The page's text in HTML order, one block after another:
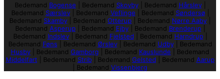
Bedemand Bogense Bedemand Skovby| Bedemand Hårslev|
Bedemand Særslev| Bedemand Veflinge Bedemand Søndersø
Bedemand Skamby Bedemand Otterup Bedemand Nørre Aaby
Bedemand Asperup| Bedemand Ejby| Bedemand Brenderup|
Bedemand Indslev| Bedemand Fjelsted Bedemand Harndrup|
Bedemand Føns Bedemand Ørslev| Bedemand Udby| Bedemand
Husby
Bedemand Gamborg Bedemand Kauslunde
Bedemand
Middelfart
Bedemand Strib| Bedemand Gelsted Bedemand Aarup
Bedemand Vissenbjerg